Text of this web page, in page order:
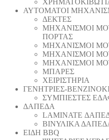
ΑΥΤΟΜΑΤΟΙ
ΔΕΚΤΕΣ
ΜΗΧΑΝΙΣΜΟΙ
ΠΟΡΤΑΣ
ΜΗΧΑΝΙΣΜΟΙ
ΜΗΧΑΝΙΣΜΟΙ
ΜΗΧΑΝΙΣΜΟΙ
ΜΠΑΡΕΣ
ΧΕΙΡΙΣΤΗΡΙΑ
ΓΕΝΗΤΡΙΕΣ-
ΣΥΜΠΙΕΣΤΕΣ
ΔΑΠΕΔΑ
LAMINATE
ΒΙΝΥΛΙΚΑ
ΕΙΔΗ BBQ